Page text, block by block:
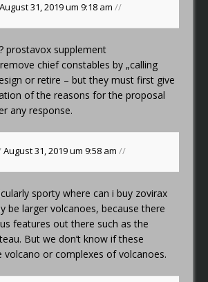
August 31, 2019 um 9:18 am//
prostavox supplement
chief constables by „calling
or retire – but they must first give
of the reasons for the proposal
any response.
August 31, 2019 um 9:58 am//
sportywhere can i buy zovirax
be larger volcanoes, because there
features out there such as the
But we don’t know if these
volcano or complexes of volcanoes.